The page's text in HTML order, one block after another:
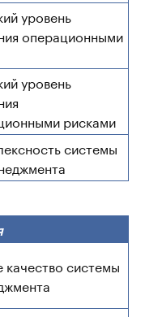
уровень
операционными
уровень
рисками
системы
качество системы